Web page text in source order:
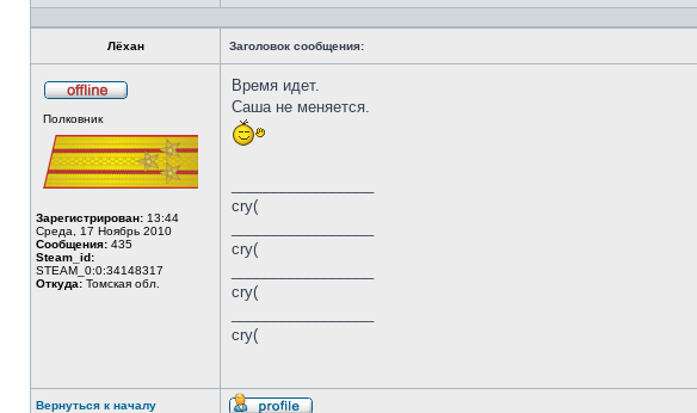
Профиль
Лёхан
Заголовок сообщения:
сети
Полковник
Зарегистрирован: 13:44
Среда, 17 Ноябрь 2010
Сообщения: 435
Steam_id:
STEAM_0:0:34148317
Откуда: Томская обл.
Время идет.
Саша не меняется.
cry(
cry(
cry(
cry(
Вернуться к началу